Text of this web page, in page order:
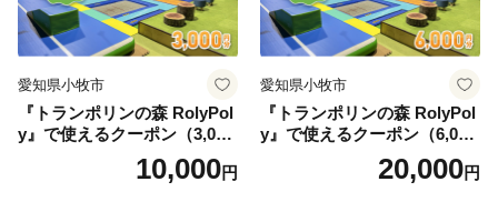
愛知県小牧市
『トランポリンの森 RolyPol
y』で使えるクーポン（3,000
10,000円
愛知県小牧市
『トランポリンの森 RolyPol
y』で使えるクーポン（6,000
20,000円